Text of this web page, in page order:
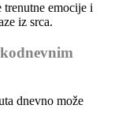
trenutne emocije i
iz srca.
dnevno može